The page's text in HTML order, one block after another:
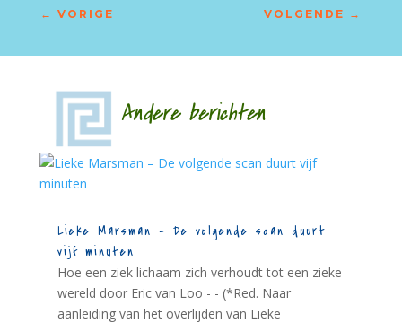
← VORIGE VOLGENDE →
Andere berichten
Lieke Marsman – De volgende scan duurt
vijf minuten
Hoe een ziek lichaam zich verhoudt tot een zieke
wereld door Eric van Loo - - (*Red. Naar
aanleiding van het overlijden van Lieke